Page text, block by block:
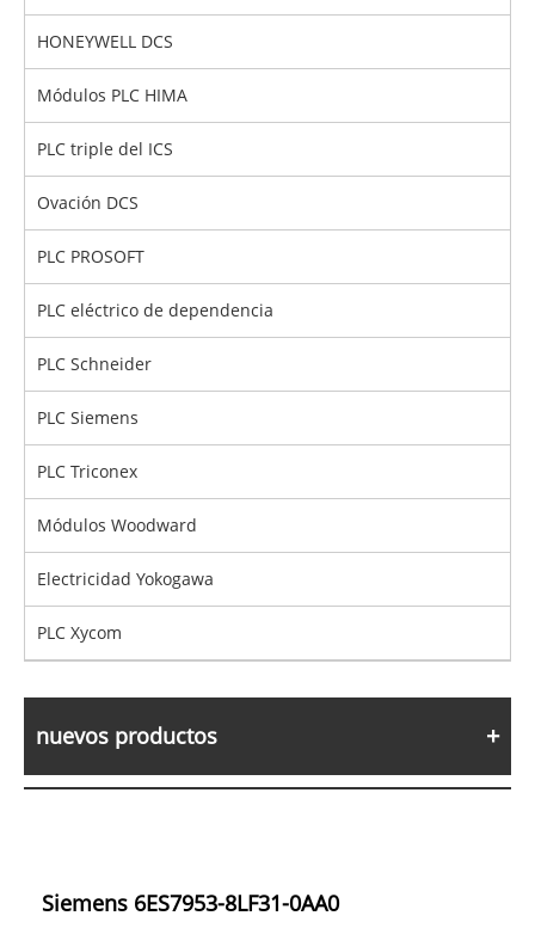
HONEYWELL DCS
Módulos PLC HIMA
PLC triple del ICS
Ovación DCS
PLC PROSOFT
PLC eléctrico de dependencia
PLC Schneider
PLC Siemens
PLC Triconex
Módulos Woodward
Electricidad Yokogawa
PLC Xycom
nuevos productos
Siemens 6ES7953-8LF31-0AA0